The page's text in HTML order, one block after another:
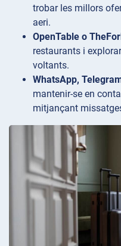
trobar les millors
aeri.
OpenTable o
restaurants i
voltants.
WhatsApp,
mantenir-se en
mitjançant